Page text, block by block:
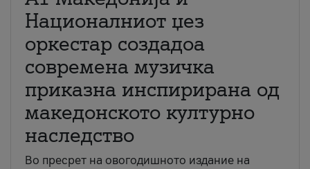
Националниот џез
оркестар создадоа
современа музичка
приказна инспирирана од
македонското културно
наследство
Во пресрет на овогодишното издание на